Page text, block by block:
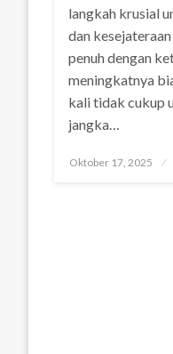
langkah krusial
dan
penuh dengan
meningkatnya
kali tidak cukup
jangka…
Posted
Oktober 17, 2025